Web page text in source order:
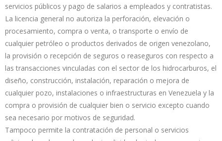
servicios públicos y pago de salarios a empleados y contratistas.
La licencia general no autoriza la perforación, elevación o
procesamiento, compra o venta, o transporte o envío de
cualquier petróleo o productos derivados de origen venezolano,
la provisión o recepción de seguros o reaseguros con respecto a
las transacciones vinculadas con el sector de los hidrocarburos, el
diseño, construcción, instalación, reparación o mejora de
cualquier pozo, instalaciones o infraestructuras en Venezuela y la
compra o provisión de cualquier bien o servicio excepto cuando
sea necesario por motivos de seguridad.
Tampoco permite la contratación de personal o servicios